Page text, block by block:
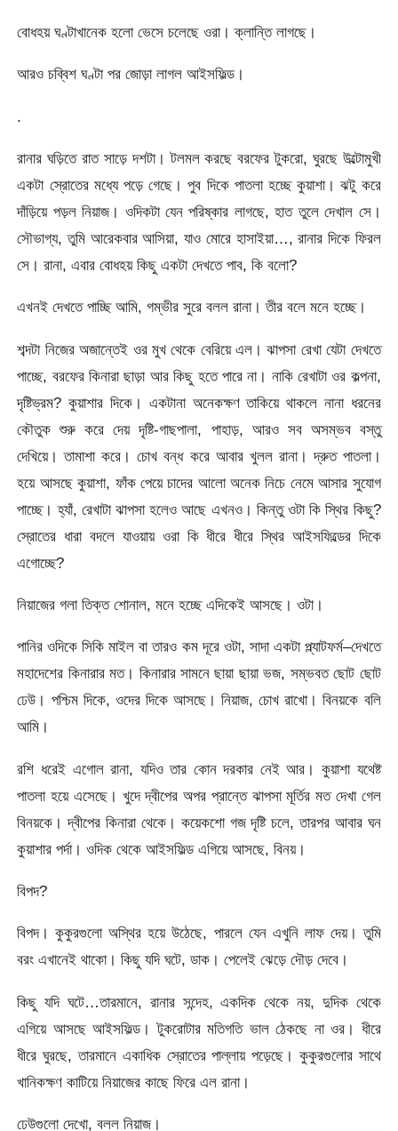
বোধহয় ঘণ্টাখানেক হলো ভেসে চলেছে ওরা। ক্লান্তি লাগছে।
আরও চব্বিশ ঘণ্টা পর জোড়া লাগল আইসফিল্ড।
.
রানার ঘড়িতে রাত সাড়ে দশটা। টলমল করছে বরফের টুকরো, ঘুরছে উল্টোমুখী
একটা স্রোতের মধ্যে পড়ে গেছে। পুব দিকে পাতলা হচ্ছে কুয়াশা। ঝটু করে
দাঁড়িয়ে পড়ল নিয়াজ। ওদিকটা যেন পরিষ্কার লাগছে, হাত তুলে দেখাল সে।
সৌভাগ্য, তুমি আরেকবার আসিয়া, যাও মোরে হাসাইয়া…, রানার দিকে ফিরল
সে। রানা, এবার বোধহয় কিছু একটা দেখতে পাব, কি বলো?
এখনই দেখতে পাচ্ছি আমি, গম্ভীর সুরে বলল রানা। তীর বলে মনে হচ্ছে।
শব্দটা নিজের অজান্তেই ওর মুখ থেকে বেরিয়ে এল। ঝাপসা রেখা যেটা দেখতে
পাচ্ছে, বরফের কিনারা ছাড়া আর কিছু হতে পারে না। নাকি রেখাটা ওর কল্পনা,
দৃষ্টিভ্রম? কুয়াশার দিকে। একটানা অনেকক্ষণ তাকিয়ে থাকলে নানা ধরনের
কৌতুক শুরু করে দেয় দৃষ্টি-গাছপালা, পাহাড়, আরও সব অসম্ভব বস্তু
দেখিয়ে। তামাশা করে। চোখ বন্ধ করে আবার খুলল রানা। দ্রুত পাতলা।
হয়ে আসছে কুয়াশা, ফাঁক পেয়ে চাদের আলো অনেক নিচে নেমে আসার সুযোগ
পাচ্ছে। হ্যাঁ, রেখাটা ঝাপসা হলেও আছে এখনও। কিন্তু ওটা কি স্থির কিছু?
স্রোতের ধারা বদলে যাওয়ায় ওরা কি ধীরে ধীরে স্থির আইসফিল্ডের দিকে
এগোচ্ছে?
নিয়াজের গলা তিক্ত শোনাল, মনে হচ্ছে এদিকেই আসছে। ওটা।
পানির ওদিকে সিকি মাইল বা তারও কম দূরে ওটা, সাদা একটা প্ল্যাটফর্ম–দেখতে
মহাদেশের কিনারার মত। কিনারার সামনে ছায়া ছায়া ভজ, সম্ভবত ছোট ছোট
ঢেউ। পশ্চিম দিকে, ওদের দিকে আসছে। নিয়াজ, চোখ রাখো। বিনয়কে বলি
আমি।
রশি ধরেই এগোল রানা, যদিও তার কোন দরকার নেই আর। কুয়াশা যথেষ্ট
পাতলা হয়ে এসেছে। খুদে দ্বীপের অপর প্রান্তে ঝাপসা মূর্তির মত দেখা গেল
বিনয়কে। দ্বীপের কিনারা থেকে। কয়েকশো গজ দৃষ্টি চলে, তারপর আবার ঘন
কুয়াশার পর্দা। ওদিক থেকে আইসফিল্ড এগিয়ে আসছে, বিনয়।
বিপদ?
বিপদ। কুকুরগুলো অস্থির হয়ে উঠেছে, পারলে যেন এখুনি লাফ দেয়। তুমি
বরং এখানেই থাকো। কিছু যদি ঘটে, ডাক। পেলেই ঝেড়ে দৌড় দেবে।
কিছু যদি ঘটে…তারমানে, রানার সন্দেহ, একদিক থেকে নয়, দুদিক থেকে
এগিয়ে আসছে আইসফিল্ড। টুকরোটার মতিগতি ভাল ঠেকছে না ওর। ধীরে
ধীরে ঘুরছে, তারমানে একাধিক স্রোতের পাল্লায় পড়েছে। কুকুরগুলোর সাথে
খানিকক্ষণ কাটিয়ে নিয়াজের কাছে ফিরে এল রানা।
ঢেউগুলো দেখো, বলল নিয়াজ।